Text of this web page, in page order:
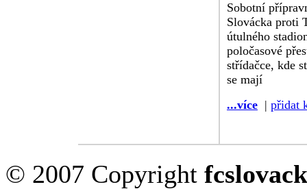
Sobotní
Slovácka proti
útulného
poločasové
střídačce, kde
se mají
...více | přidat
© 2007 Copyright